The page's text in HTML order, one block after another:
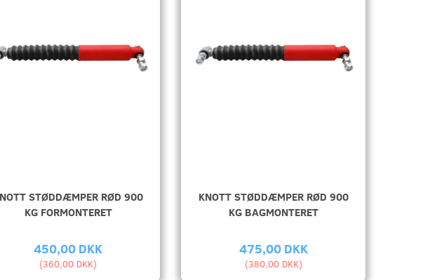
STØDDÆMPER RØD 900
KG FORMONTERET
450,00 DKK
(360,00 DKK)
KNOTT STØDDÆMPER RØD 900
KG BAGMONTERET
475,00 DKK
(380,00 DKK)